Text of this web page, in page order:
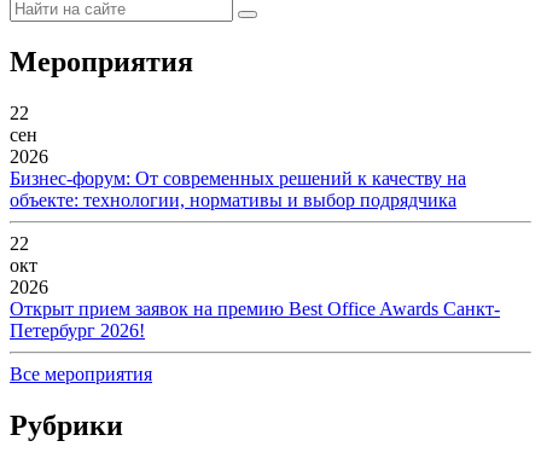
Мероприятия
22
сен
2026
Бизнес-форум: От современных решений к качеству на
объекте: технологии, нормативы и выбор подрядчика
22
окт
2026
Открыт прием заявок на премию Best Office Awards Санкт-
Петербург 2026!
Все мероприятия
Рубрики